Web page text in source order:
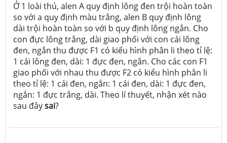
Ở 1 loài thú, alen A quy định lông đen trội hoàn toàn
so với a quy định màu trắng, alen B quy định lông
dài trội hoàn toàn so với b quy định lông ngắn. Cho
con đực lông trắng, dài giao phối với con cái lông
đen, ngắn thu được F1 có kiểu hình phân li theo tỉ lệ:
1 cái lông đen, dài: 1 đực đen, ngắn. Cho các con F1
giao phối với nhau thu được F2 có kiểu hình phân li
theo tỉ lệ: 1 cái đen, ngắn: 1 cái đen, dài: 1 đực đen,
ngắn: 1 đực trắng, dài. Theo lí thuyết, nhận xét nào
sau đâysai?